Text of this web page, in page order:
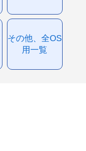
その他、全OS
用一覧